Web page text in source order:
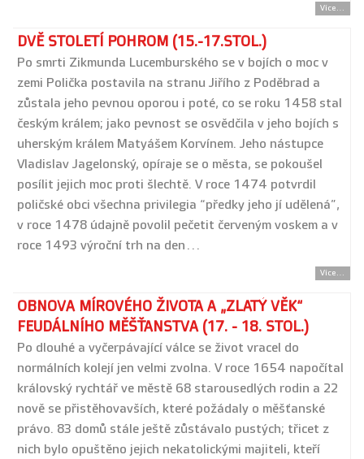
Více...
DVĚ STOLETÍ POHROM (15.-17.STOL.)
Po smrti Zikmunda Lucemburského se v bojích o moc v
zemi Polička postavila na stranu Jiřího z Poděbrad a
zůstala jeho pevnou oporou i poté, co se roku 1458 stal
českým králem; jako pevnost se osvědčila v jeho bojích s
uherským králem Matyášem Korvínem. Jeho nástupce
Vladislav Jagelonský, opíraje se o města, se pokoušel
posílit jejich moc proti šlechtě. V roce 1474 potvrdil
poličské obci všechna privilegia “předky jeho jí udělená”,
v roce 1478 údajně povolil pečetit červeným voskem a v
roce 1493 výroční trh na den…
Více...
OBNOVA MÍROVÉHO ŽIVOTA A „ZLATÝ VĚK“
FEUDÁLNÍHO MĚŠŤANSTVA (17. - 18. STOL.)
Po dlouhé a vyčerpávající válce se život vracel do
normálních kolejí jen velmi zvolna. V roce 1654 napočítal
královský rychtář ve městě 68 starousedlých rodin a 22
nově se přistěhovavších, které požádaly o měšťanské
právo. 83 domů stále ještě zůstávalo pustých; třicet z
nich bylo opuštěno jejich nekatolickými majiteli, kteří